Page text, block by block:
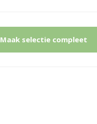
Maak selectie compleet